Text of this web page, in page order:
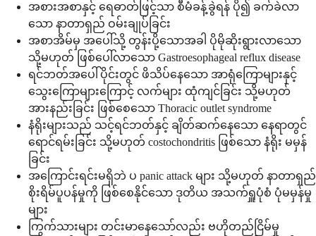
အစားအစာနှင့် ရေဓာတ်ဖြင့်သာ စီမံခန့်ခွဲရန် ပို၍ ခက်ခဲလာ
သော နာတာရှည် ဝမ်းချုပ်ခြင်း
အစာအိမ်မှ အပေါ်သို့ တွန်းပို့သောအခါ ပိုမိုဆိုးရွားလာသော
သို့မဟုတ် ဖြစ်ပေါ်လာသော Gastroesophageal reflux disease
ရင်ဘတ်အပေါ်ပိုင်းတွင် ဖိသိပ်နေသော အာရုံကြောများနှင့်
သွေးကြောများကြောင့် လက်များ ထုံကျင်ခြင်း သို့မဟုတ်
အားနည်းခြင်း ဖြစ်စေသော Thoracic outlet syndrome
နံရိုးများသည် သင့်ရင်ဘတ်နှင့် ချိတ်ဆက်နေသော နေရာတွင်
ရောင်ရမ်းခြင်း သို့မဟုတ် costochondritis ဖြစ်သော နံရိုး မမှန်
ခြင်း
အကြောင်းရင်းမရှိဘဲ ပ panic attack များ သို့မဟုတ် နာတာရှည်
စိုးရိမ်ပူပန်မှုကို ဖြစ်စေနိုင်သော ဒုတိယ အသက်ရှူပုံစံ ပုံမမှန်မှု
များ
ကြွက်သားများ တင်းမာနေသော်လည်း ဗဟိုတည်ငြိမ်မှု